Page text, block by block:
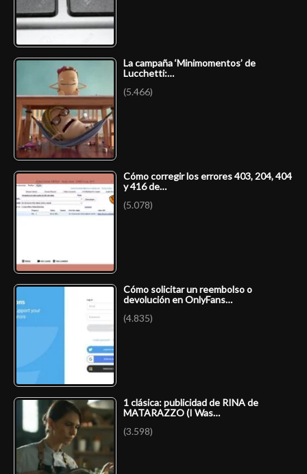
La campaña ‘Minimomentos’ de
Lucchetti:…
(5.466)
Cómo corregir los errores 403, 204, 404
y 416 de…
(5.078)
Cómo solicitar un reembolso o
devolución en OnlyFans…
(4.835)
1 clásica: publicidad de RINA de
MATARAZZO (I Was…
(3.598)